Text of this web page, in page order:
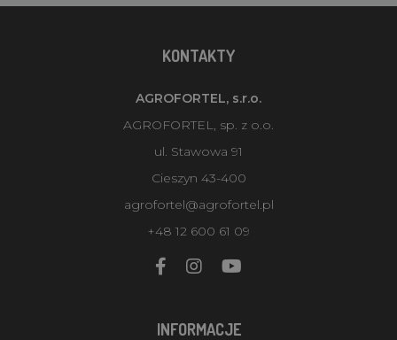
KONTAKTY
AGROFORTEL, s.r.o.
AGROFORTEL, sp. z o.o.
ul. Stawowa 91
Cieszyn 43-400
agrofortel@agrofortel.pl
+48 12 600 61 09
INFORMACJE